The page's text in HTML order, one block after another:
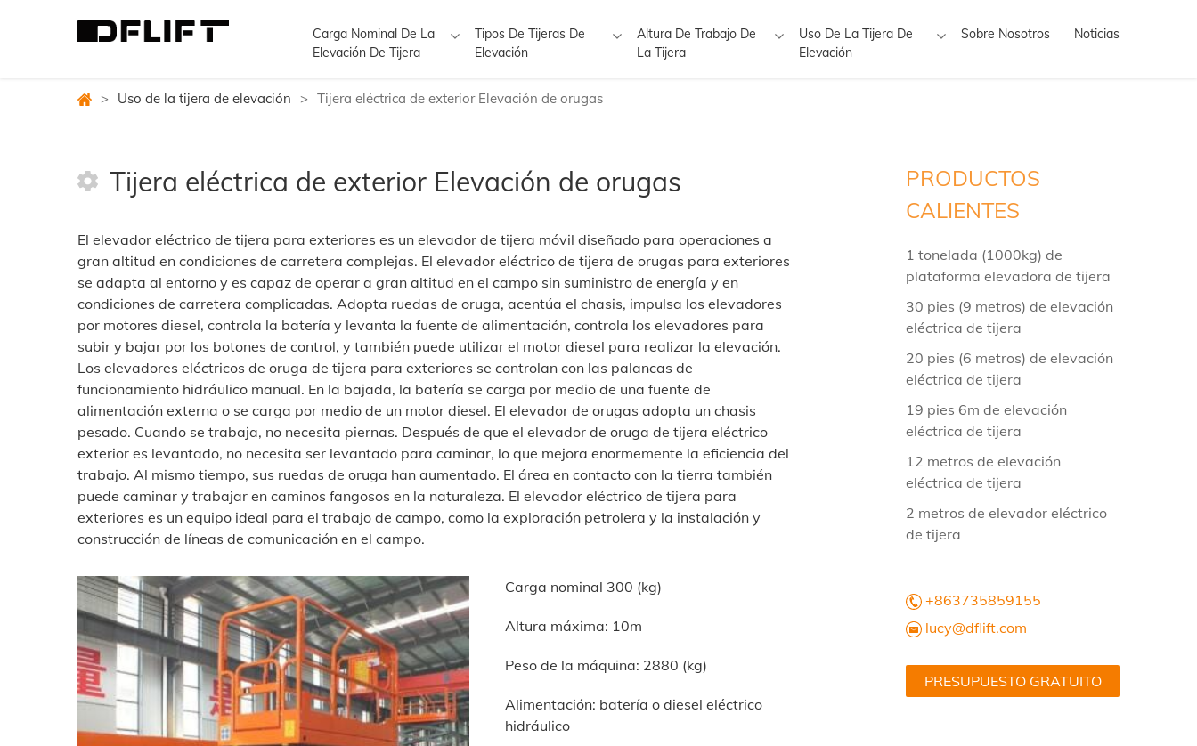
Carga Nominal De La
Elevación De Tijera
Tipos De Tijeras De
Elevación
Altura De Trabajo De
La Tijera
Uso De La Tijera De
Elevación
Sobre Nosotros Noticias
> Uso de la tijera de elevación > Tijera eléctrica de exterior Elevación de orugas
Tijera eléctrica de exterior Elevación de orugas
El elevador eléctrico de tijera para exteriores es un elevador de tijera móvil diseñado para operaciones a
gran altitud en condiciones de carretera complejas. El elevador eléctrico de tijera de orugas para exteriores
se adapta al entorno y es capaz de operar a gran altitud en el campo sin suministro de energía y en
condiciones de carretera complicadas. Adopta ruedas de oruga, acentúa el chasis, impulsa los elevadores
por motores diesel, controla la batería y levanta la fuente de alimentación, controla los elevadores para
subir y bajar por los botones de control, y también puede utilizar el motor diesel para realizar la elevación.
Los elevadores eléctricos de oruga de tijera para exteriores se controlan con las palancas de
funcionamiento hidráulico manual. En la bajada, la batería se carga por medio de una fuente de
alimentación externa o se carga por medio de un motor diesel. El elevador de orugas adopta un chasis
pesado. Cuando se trabaja, no necesita piernas. Después de que el elevador de oruga de tijera eléctrico
exterior es levantado, no necesita ser levantado para caminar, lo que mejora enormemente la eficiencia del
trabajo. Al mismo tiempo, sus ruedas de oruga han aumentado. El área en contacto con la tierra también
puede caminar y trabajar en caminos fangosos en la naturaleza. El elevador eléctrico de tijera para
exteriores es un equipo ideal para el trabajo de campo, como la exploración petrolera y la instalación y
construcción de líneas de comunicación en el campo.
Carga nominal 300 (kg)
Altura máxima: 10m
Peso de la máquina: 2880 (kg)
Alimentación: batería o diesel eléctrico
hidráulico
PRODUCTOS
CALIENTES
1 tonelada (1000kg) de
plataforma elevadora de tijera
30 pies (9 metros) de elevación
eléctrica de tijera
20 pies (6 metros) de elevación
eléctrica de tijera
19 pies 6m de elevación
eléctrica de tijera
12 metros de elevación
eléctrica de tijera
2 metros de elevador eléctrico
de tijera
+863735859155
lucy@dflift.com
PRESUPUESTO GRATUITO